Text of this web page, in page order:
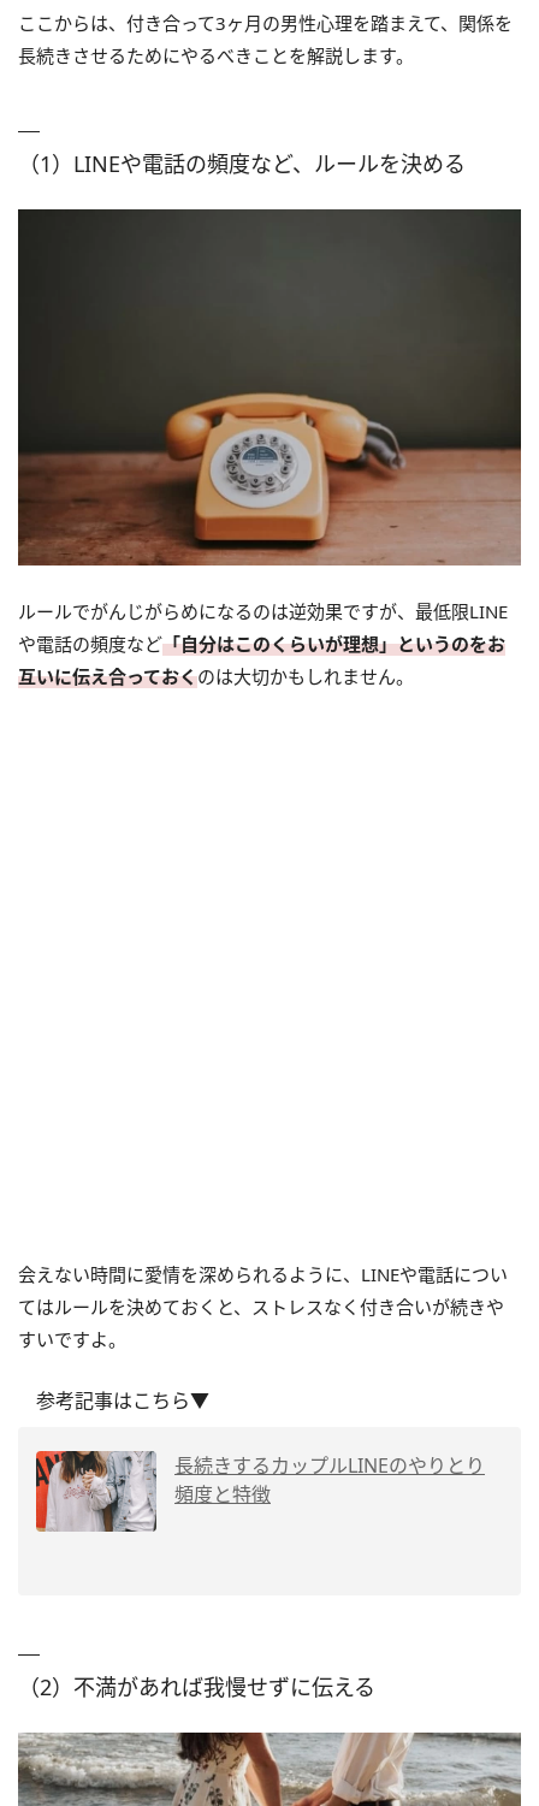
ここからは、付き合って3ヶ月の男性心理を踏まえて、関係を
長続きさせるためにやるべきことを解説します。
（1）LINEや電話の頻度など、ルールを決める
ルールでがんじがらめになるのは逆効果ですが、最低限LINE
や電話の頻度など「自分はこのくらいが理想」というのをお
互いに伝え合っておくのは大切かもしれません。
会えない時間に愛情を深められるように、LINEや電話につい
てはルールを決めておくと、ストレスなく付き合いが続きや
すいですよ。
参考記事はこちら▼
長続きするカップルLINEのやりとり
頻度と特徴
（2）不満があれば我慢せずに伝える